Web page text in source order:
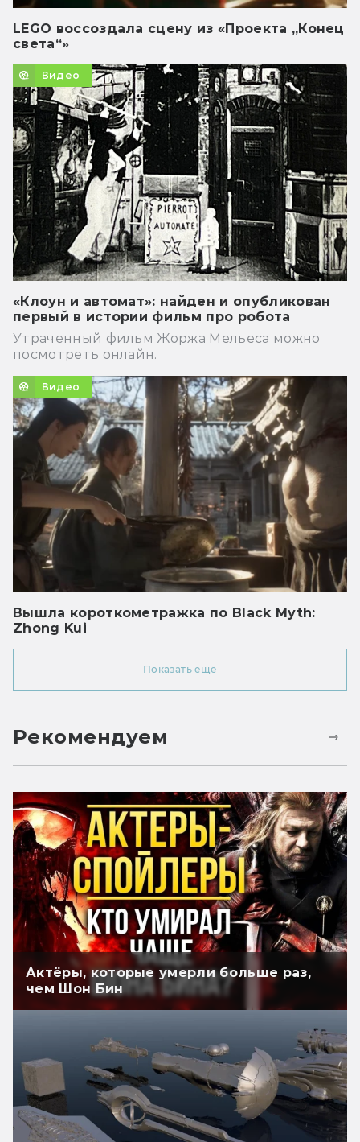
LEGO воссоздала сцену из «Проекта „Конец
света“»
Видео
«Клоун и автомат»: найден и опубликован
первый в истории фильм про робота
Утраченный фильм Жоржа Мельеса можно
посмотреть онлайн.
Видео
Вышла короткометражка по Black Myth:
Zhong Kui
Показать ещё
Рекомендуем
Актёры, которые умерли больше раз,
чем Шон Бин